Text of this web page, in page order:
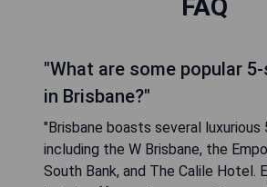
FAQ
"What are some popular
in Brisbane?"
"Brisbane boasts several
including the W Brisbane, the
South Bank, and The Calile Hotel.